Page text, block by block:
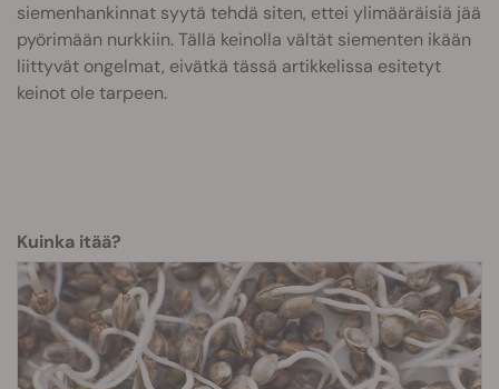
siemenhankinnat syytä tehdä siten, ettei ylimääräisiä jää
pyörimään nurkkiin. Tällä keinolla vältät siementen ikään
liittyvät ongelmat, eivätkä tässä artikkelissa esitetyt
keinot ole tarpeen.
Kuinka itää?